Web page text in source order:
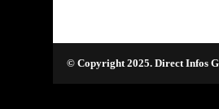
© Copyright 2025. Direct Infos